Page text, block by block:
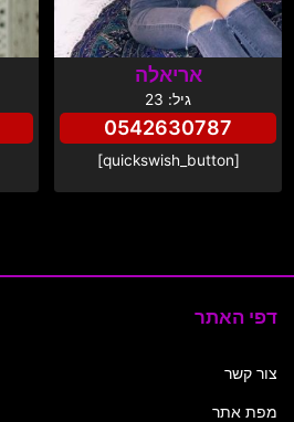
אריאלה
גיל: 23
0542630787
[quickswish_button]
דפי האתר
צור קשר
מפת אתר